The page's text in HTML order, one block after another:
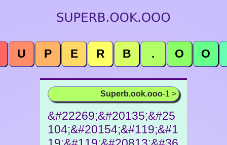
U P E R B . O O
Superb.ook.ooo-1 >
&#22269;&#20135;&#25
104;&#20154;&#119;&#1